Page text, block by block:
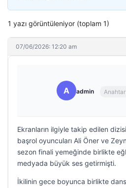
1 yazı görüntüleniyor (toplam 1)
07/06/2026: 12:20 am
A admin
Ekranların ilgiyle takip edilen
başrol oyuncuları Ali Öner ve
sezon finali yemeğinde birlikte
medyada büyük ses getirmişti.
İkilinin gece boyunca birlikte dans